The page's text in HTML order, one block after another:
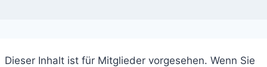
Dieser Inhalt ist für Mitglieder vorgesehen. Wenn Sie